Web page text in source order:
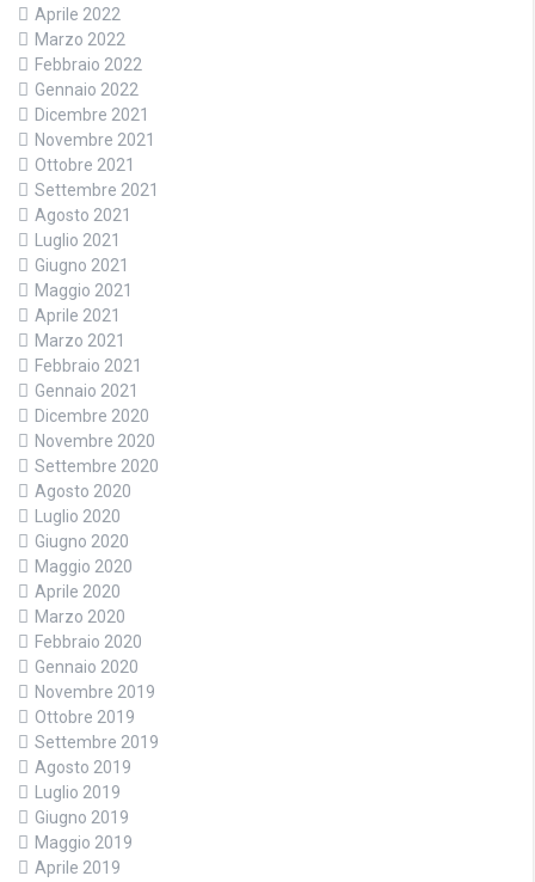
Aprile 2022
Marzo 2022
Febbraio 2022
Gennaio 2022
Dicembre 2021
Novembre 2021
Ottobre 2021
Settembre 2021
Agosto 2021
Luglio 2021
Giugno 2021
Maggio 2021
Aprile 2021
Marzo 2021
Febbraio 2021
Gennaio 2021
Dicembre 2020
Novembre 2020
Settembre 2020
Agosto 2020
Luglio 2020
Giugno 2020
Maggio 2020
Aprile 2020
Marzo 2020
Febbraio 2020
Gennaio 2020
Novembre 2019
Ottobre 2019
Settembre 2019
Agosto 2019
Luglio 2019
Giugno 2019
Maggio 2019
Aprile 2019